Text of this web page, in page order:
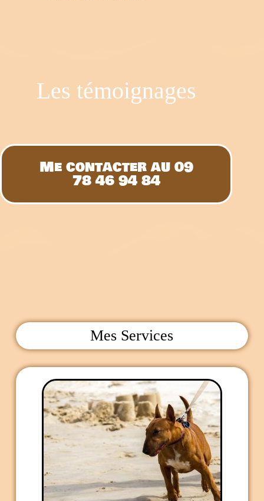
Les témoignages
Me contacter au 09
78 46 94 84
Mes Services